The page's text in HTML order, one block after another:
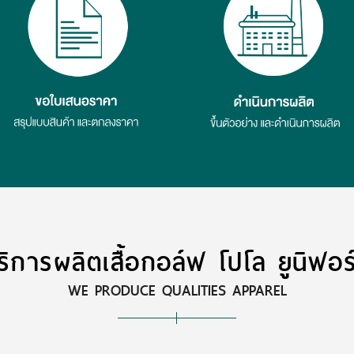
การผลิตเสื้อกอล์ฟ โปโล ยูนิฟอ
WE PRODUCE QUALITIES APPAREL